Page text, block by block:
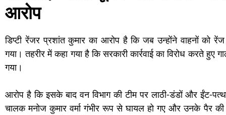
आरोप
डिप्टी रेंजर प्रशांत कुमार का आरोप है कि जब उन्होंने वाहनों को
गया। तहरीर में कहा गया है कि सरकारी कार्रवाई का विरोध करते हुए
गया।
आरोप है कि इसके बाद वन विभाग की टीम पर लाठी-डंडों और ईंट-
चालक मनोज कुमार वर्मा गंभीर रूप से घायल हो गए और उनके पैर